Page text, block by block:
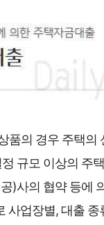
품의 경우 주택의
규모 이상의 주
)사의 협약 등에
사업장별, 대출 종